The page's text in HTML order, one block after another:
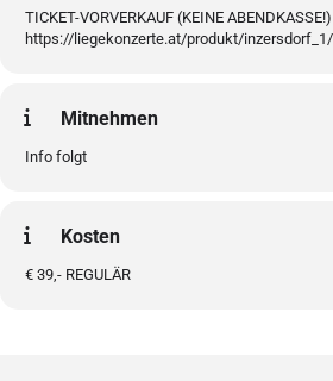
TICKET-VORVERKAUF (KEINE ABENDKASSE!)
https://liegekonzerte.at/produkt/inzersdorf_1/
Mitnehmen
Info folgt
Kosten
€ 39,- REGULÄR